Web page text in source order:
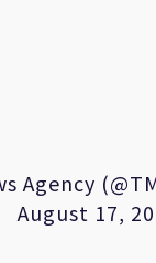
Agency
August 17,